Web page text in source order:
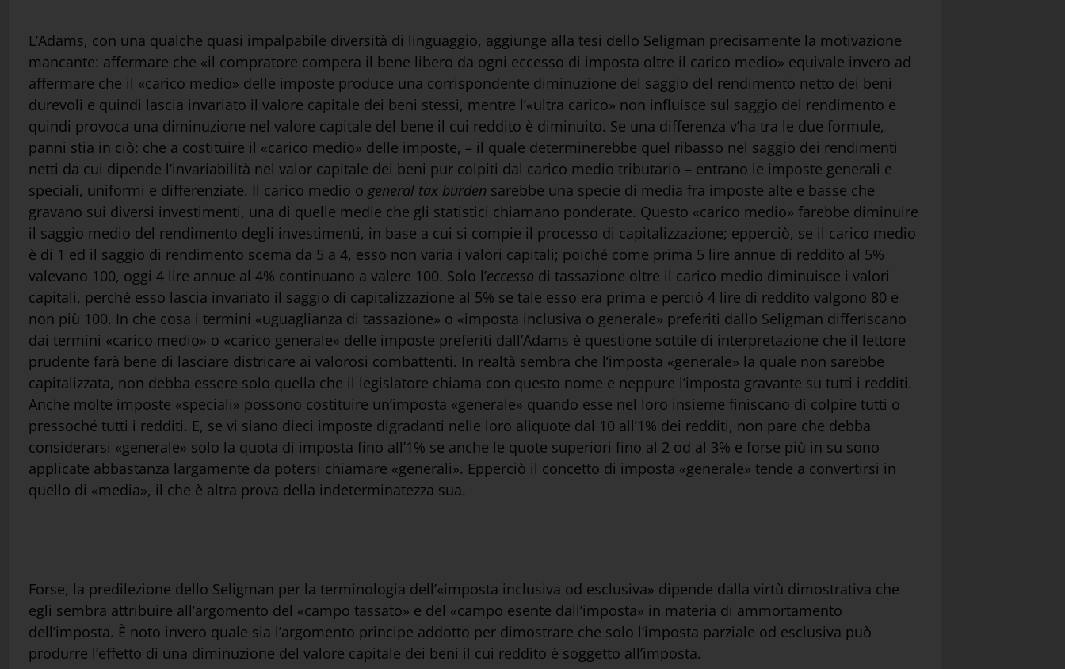
L’Adams, con una qualche quasi impalpabile diversità di linguaggio, aggiunge alla tesi dello Seligman precisamente la motivazione
mancante: affermare che «il compratore compera il bene libero da ogni eccesso di imposta oltre il carico medio» equivale invero ad
affermare che il «carico medio» delle imposte produce una corrispondente diminuzione del saggio del rendimento netto dei beni
durevoli e quindi lascia invariato il valore capitale dei beni stessi, mentre l’«ultra carico» non influisce sul saggio del rendimento e
quindi provoca una diminuzione nel valore capitale del bene il cui reddito è diminuito. Se una differenza v’ha tra le due formule,
panni stia in ciò: che a costituire il «carico medio» delle imposte, – il quale determinerebbe quel ribasso nel saggio dei rendimenti
netti da cui dipende l’invariabilità nel valor capitale dei beni pur colpiti dal carico medio tributario – entrano le imposte generali e
speciali, uniformi e differenziate. Il carico medio o general tax burden sarebbe una specie di media fra imposte alte e basse che
gravano sui diversi investimenti, una di quelle medie che gli statistici chiamano ponderate. Questo «carico medio» farebbe diminuire
il saggio medio del rendimento degli investimenti, in base a cui si compie il processo di capitalizzazione; epperciò, se il carico medio
è di 1 ed il saggio di rendimento scema da 5 a 4, esso non varia i valori capitali; poiché come prima 5 lire annue di reddito al 5%
valevano 100, oggi 4 lire annue al 4% continuano a valere 100. Solo l’eccesso di tassazione oltre il carico medio diminuisce i valori
capitali, perché esso lascia invariato il saggio di capitalizzazione al 5% se tale esso era prima e perciò 4 lire di reddito valgono 80 e
non più 100. In che cosa i termini «uguaglianza di tassazione» o «imposta inclusiva o generale» preferiti dallo Seligman differiscano
dai termini «carico medio» o «carico generale» delle imposte preferiti dall’Adams è questione sottile di interpretazione che il lettore
prudente farà bene di lasciare districare ai valorosi combattenti. In realtà sembra che l’imposta «generale» la quale non sarebbe
capitalizzata, non debba essere solo quella che il legislatore chiama con questo nome e neppure l’imposta gravante su tutti i redditi.
Anche molte imposte «speciali» possono costituire un’imposta «generale» quando esse nel loro insieme finiscano di colpire tutti o
pressoché tutti i redditi. E, se vi siano dieci imposte digradanti nelle loro aliquote dal 10 all’1% dei redditi, non pare che debba
considerarsi «generale» solo la quota di imposta fino all’1% se anche le quote superiori fino al 2 od al 3% e forse più in su sono
applicate abbastanza largamente da potersi chiamare «generali». Epperciò il concetto di imposta «generale» tende a convertirsi in
quello di «media», il che è altra prova della indeterminatezza sua.
Forse, la predilezione dello Seligman per la terminologia dell’«imposta inclusiva od esclusiva» dipende dalla virtù dimostrativa che
egli sembra attribuire all’argomento del «campo tassato» e del «campo esente dall’imposta» in materia di ammortamento
dell’imposta. È noto invero quale sia l’argomento principe addotto per dimostrare che solo l’imposta parziale od esclusiva può
produrre l’effetto di una diminuzione del valore capitale dei beni il cui reddito è soggetto all’imposta.